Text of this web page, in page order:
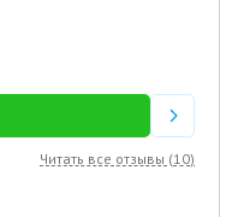
Читать все отзывы (10)